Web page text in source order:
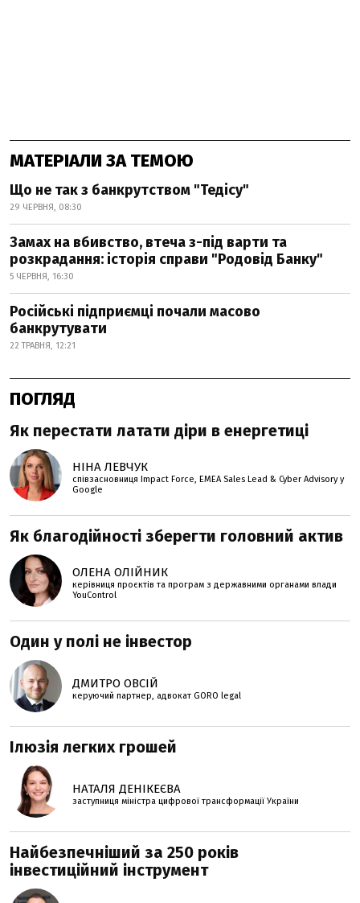
МАТЕРІАЛИ ЗА ТЕМОЮ
Що не так з банкрутством "Тедісу"
29 ЧЕРВНЯ, 08:30
Замах на вбивство, втеча з-під варти та
розкрадання: історія справи "Родовід Банку"
5 ЧЕРВНЯ, 16:30
Російські підприємці почали масово
банкрутувати
22 ТРАВНЯ, 12:21
ПОГЛЯД
Як перестати латати діри в енергетиці
НІНА ЛЕВЧУК
співзасновниця Impact Force, EMEA Sales Lead & Cyber Advisory у
Google
Як благодійності зберегти головний актив
ОЛЕНА ОЛІЙНИК
керівниця проєктів та програм з державними органами влади
YouControl
Один у полі не інвестор
ДМИТРО ОВСІЙ
керуючий партнер, адвокат GORO legal
Ілюзія легких грошей
НАТАЛЯ ДЕНІКЕЄВА
заступниця міністра цифрової трансформації України
Найбезпечніший за 250 років
інвестиційний інструмент